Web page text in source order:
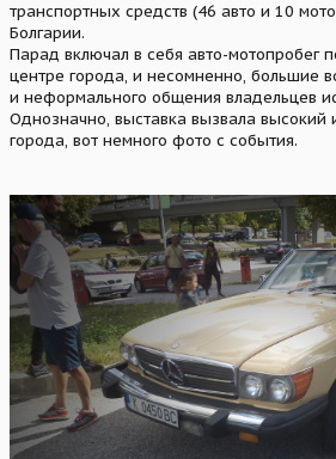
транспортных средств (46 авто и 10
Болгарии.
Парад включал в себя авто-мотопробег
центре города, и несомненно, большие
и неформального общения владельцев
Однозначно, выставка вызвала высокий
города, вот немного фото с события.